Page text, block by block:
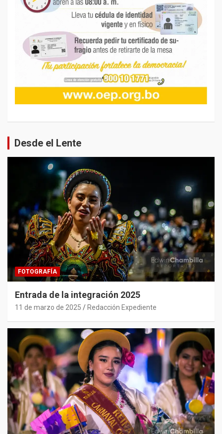
Desde el Lente
FOTOGRAFÍA
Entrada de la integración 2025
11 de marzo de 2025 Redacción Expediente